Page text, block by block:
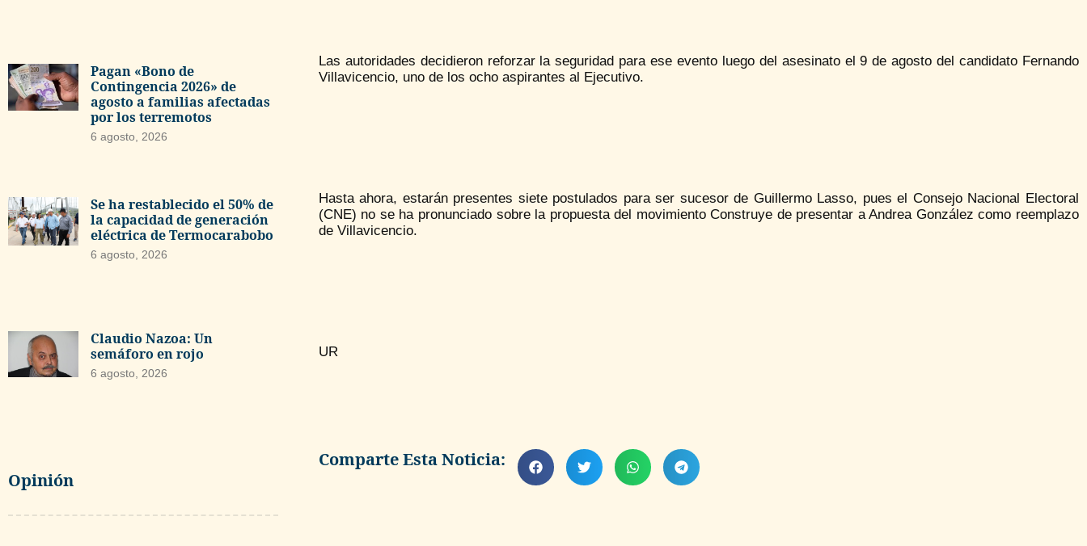
Pagan «Bono de
Contingencia 2026» de
agosto a familias afectadas
por los terremotos
6 agosto, 2026
Se ha restablecido el 50% de
la capacidad de generación
eléctrica de Termocarabobo
6 agosto, 2026
Claudio Nazoa: Un
semáforo en rojo
6 agosto, 2026
Opinión
Las autoridades decidieron reforzar la seguridad para ese evento luego del asesinato el 9 de agosto del candidato Fernando
Villavicencio, uno de los ocho aspirantes al Ejecutivo.
Hasta ahora, estarán presentes siete postulados para ser sucesor de Guillermo Lasso, pues el Consejo Nacional Electoral
(CNE) no se ha pronunciado sobre la propuesta del movimiento Construye de presentar a Andrea González como reemplazo
de Villavicencio.
UR
Comparte Esta Noticia: